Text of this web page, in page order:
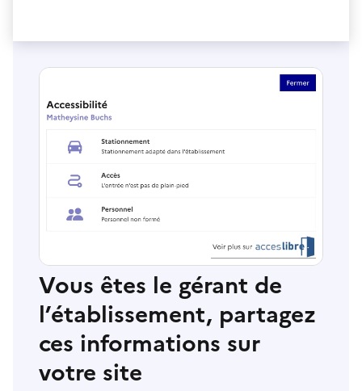
Vous êtes le gérant de
l’établissement, partagez
ces informations sur
votre site